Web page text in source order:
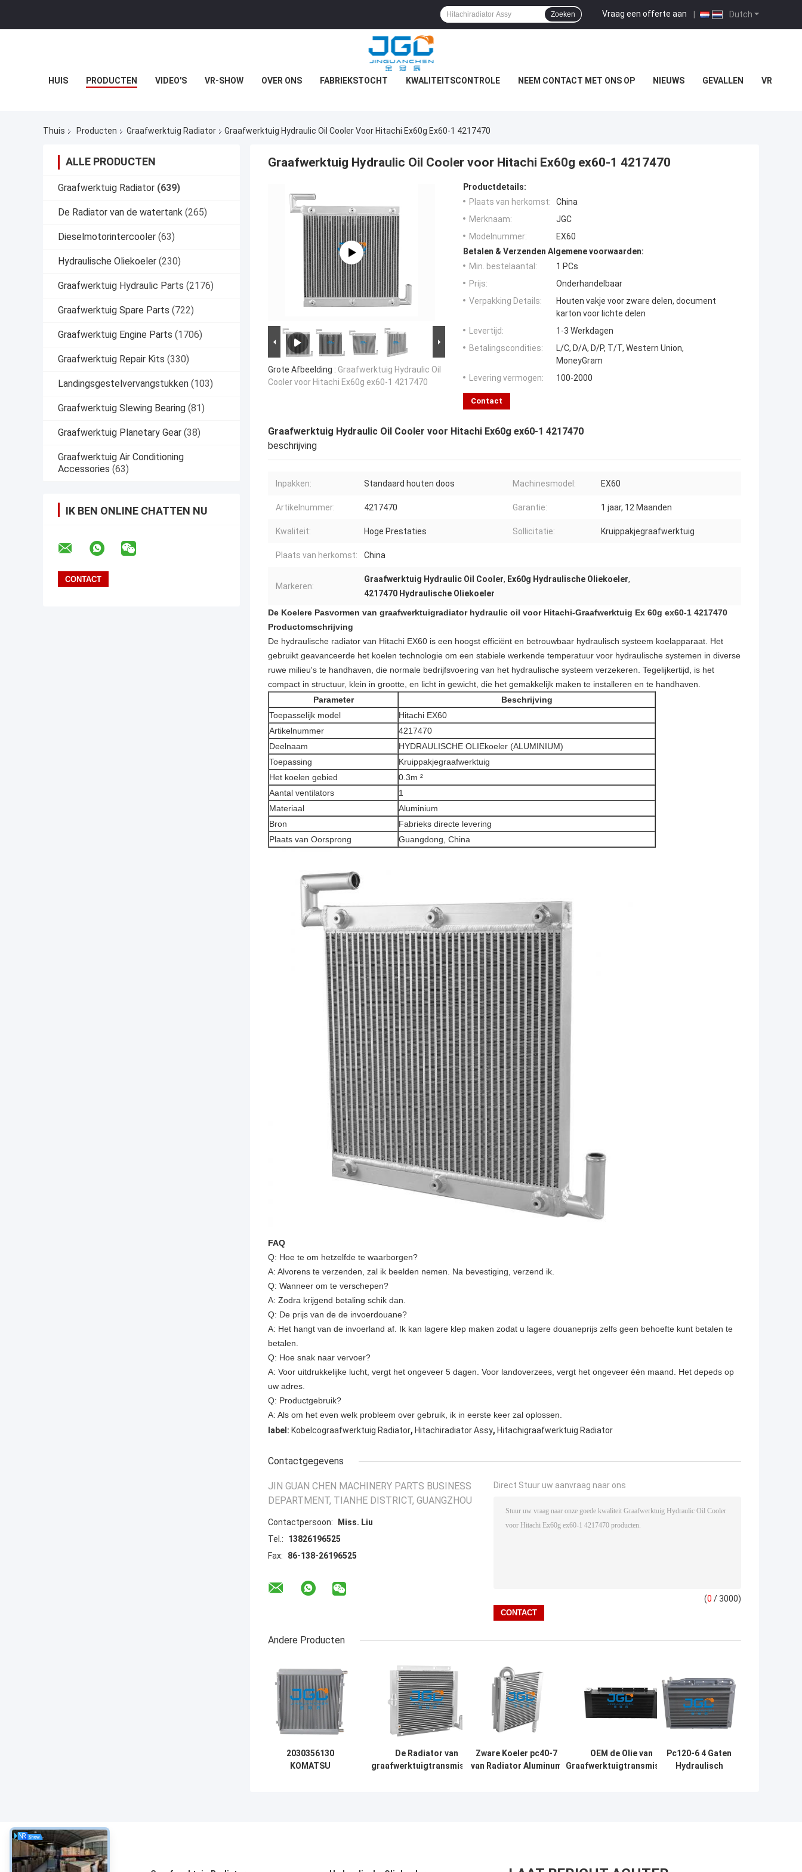
Dutch
Vraag een offerte aan |
Zoeken
HUIS PRODUCTEN VIDEO'S VR-SHOW OVER ONS FABRIEKSTOCHT KWALITEITSCONTROLE NEEM CONTACT MET ONS OP NIEUWS GEVALLEN VR
Thuis Producten Graafwerktuig Radiator Graafwerktuig Hydraulic Oil Cooler Voor Hitachi Ex60g Ex60-1 4217470
ALLE PRODUCTEN
Graafwerktuig Radiator (639)
De Radiator van de watertank (265)
Dieselmotorintercooler (63)
Hydraulische Oliekoeler (230)
Graafwerktuig Hydraulic Parts (2176)
Graafwerktuig Spare Parts (722)
Graafwerktuig Engine Parts (1706)
Graafwerktuig Repair Kits (330)
Landingsgestelvervangstukken (103)
Graafwerktuig Slewing Bearing (81)
Graafwerktuig Planetary Gear (38)
Graafwerktuig Air Conditioning
Accessories (63)
IK BEN ONLINE CHATTEN NU
Graafwerktuig Hydraulic Oil Cooler voor Hitachi Ex60g ex60-1 4217470
Grote Afbeelding : Graafwerktuig Hydraulic Oil
Cooler voor Hitachi Ex60g ex60-1 4217470
Productdetails:
Plaats van herkomst:
China
Merknaam:
JGC
Modelnummer:
EX60
Betalen & Verzenden Algemene voorwaarden:
Min. bestelaantal:
1 PCs
Prijs:
Onderhandelbaar
Verpakking Details:
Houten vakje voor zware delen, document
karton voor lichte delen
Levertijd:
1-3 Werkdagen
Betalingscondities:
L/C, D/A, D/P, T/T, Western Union,
MoneyGram
Levering vermogen:
100-2000
Contact
Graafwerktuig Hydraulic Oil Cooler voor Hitachi Ex60g ex60-1 4217470
beschrijving
Inpakken: Standaard houten doos Machinesmodel: EX60
Artikelnummer: 4217470 Garantie: 1 jaar, 12 Maanden
Kwaliteit: Hoge Prestaties Sollicitatie: Kruippakjegraafwerktuig
Plaats van herkomst: China
Markeren:
Graafwerktuig Hydraulic Oil Cooler, Ex60g Hydraulische Oliekoeler,
4217470 Hydraulische Oliekoeler
De Koelere Pasvormen van graafwerktuigradiator hydraulic oil voor Hitachi-Graafwerktuig Ex 60g ex60-1 4217470
Productomschrijving
De hydraulische radiator van Hitachi EX60 is een hoogst efficiënt en betrouwbaar hydraulisch systeem koelapparaat. Het
gebruikt geavanceerde het koelen technologie om een stabiele werkende temperatuur voor hydraulische systemen in diverse
ruwe milieu's te handhaven, die normale bedrijfsvoering van het hydraulische systeem verzekeren. Tegelijkertijd, is het
compact in structuur, klein in grootte, en licht in gewicht, die het gemakkelijk maken te installeren en te handhaven.
Parameter
Beschrijving
Toepasselijk model
Hitachi EX60
Artikelnummer
4217470
Deelnaam
HYDRAULISCHE OLIEkoeler (ALUMINIUM)
Toepassing
Kruippakjegraafwerktuig
Het koelen gebied
0.3m ²
Aantal ventilators
1
Materiaal
Aluminium
Bron
Fabrieks directe levering
Plaats van Oorsprong
Guangdong, China
FAQ
Q: Hoe te om hetzelfde te waarborgen?
A: Alvorens te verzenden, zal ik beelden nemen. Na bevestiging, verzend ik.
Q: Wanneer om te verschepen?
A: Zodra krijgend betaling schik dan.
Q: De prijs van de de invoerdouane?
A: Het hangt van de invoerland af. Ik kan lagere klep maken zodat u lagere douaneprijs zelfs geen behoefte kunt betalen te
betalen.
Q: Hoe snak naar vervoer?
A: Voor uitdrukkelijke lucht, vergt het ongeveer 5 dagen. Voor landoverzees, vergt het ongeveer één maand. Het depeds op
uw adres.
Q: Productgebruik?
A: Als om het even welk probleem over gebruik, ik in eerste keer zal oplossen.
label: Kobelcograafwerktuig Radiator, Hitachiradiator Assy, Hitachigraafwerktuig Radiator
Contactgegevens
JIN GUAN CHEN MACHINERY PARTS BUSINESS
DEPARTMENT, TIANHE DISTRICT, GUANGZHOU
Contactpersoon:
Miss. Liu
Tel.:
13826196525
Fax:
86-138-26196525
Direct Stuur uw aanvraag naar ons
(0 / 3000)
Andere Producten
2030356130
KOMATSU
De Radiator van
graafwerktuigtransmission
Zware Koeler pc40-7
van Radiator Aluminum
OEM de Olie van
Graafwerktuigtransmission
Pc120-6 4 Gaten
Hydraulisch